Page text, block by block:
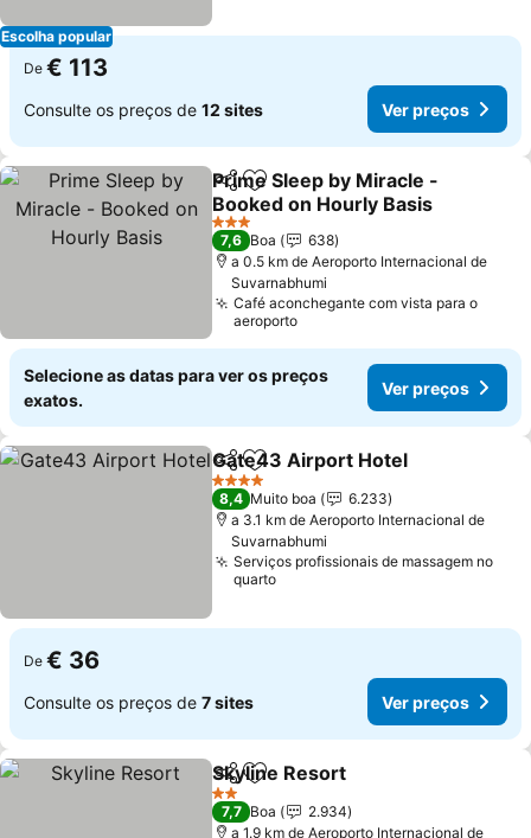
Escolha popular
De € 113
Consulte os preços de 12 sites Ver preços
PartilharAdicionar aos favoritos
Prime Sleep by Miracle -
Booked on Hourly Basis
3 Estrelas
7,6 Boa
638
a 0.5 km de Aeroporto Internacional de
Suvarnabhumi
Café aconchegante com vista para o
aeroporto
Selecione as datas para ver os preços
exatos.
Ver preços
PartilharAdicionar aos favoritos
Gate43 Airport Hotel
4 Estrelas
8,4 Muito boa
6.233
a 3.1 km de Aeroporto Internacional de
Suvarnabhumi
Serviços profissionais de massagem no
quarto
De € 36
Consulte os preços de 7 sites Ver preços
PartilharAdicionar aos favoritos
Skyline Resort
2 Estrelas
7,7 Boa
2.934
a 1.9 km de Aeroporto Internacional de